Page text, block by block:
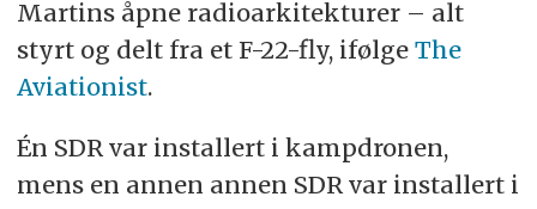
Martins åpne radioarkitekturer – alt
styrt og delt fra et F-22-fly, ifølge The
Aviationist.
Én SDR var installert i kampdronen,
mens en annen annen SDR var installert i